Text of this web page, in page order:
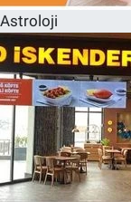
Astroloji